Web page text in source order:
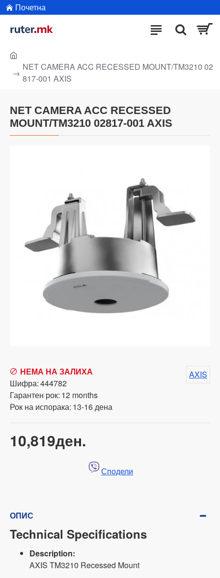
Почетна
NET CAMERA ACC RECESSED MOUNT/TM3210 02
817-001 AXIS
NET CAMERA ACC RECESSED
MOUNT/TM3210 02817-001 AXIS
10,819ден.
НЕМА НА ЗАЛИХА
Шифра:444782
Гарантен рок: 12 months
Рок на испорака: 13-16 дена
AXIS
Сподели
ОПИС
Technical Specifications
Description:
AXIS TM3210 Recessed Mount